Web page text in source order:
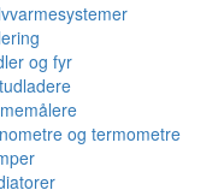
og fyr
og termometre